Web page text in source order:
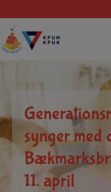
indholdet
synger med
11. april